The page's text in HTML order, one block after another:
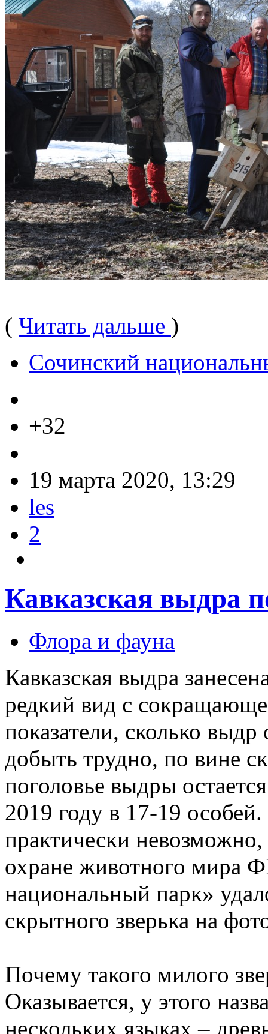
( Читать дальше )
Сочинский
+32
19 марта 2020, 13:29
les
2
Кавказская выдра
Флора и фауна
Кавказская выдра
редкий вид с
показатели, сколько
добыть трудно, по вине
поголовье выдры
2019 году в 17-19
практически
охране животного мира
национальный парк»
скрытного зверька на
Почему такого милого
Оказывается, у этого
нескольких языках –